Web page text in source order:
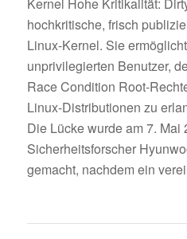
hochkritische, frisch
Linux-Kernel. Sie
unprivilegierten Benutzer,
Race Condition Root-
Linux-Distributionen zu
Die Lücke wurde am 7. Mai
Sicherheitsforscher
gemacht, nachdem ein